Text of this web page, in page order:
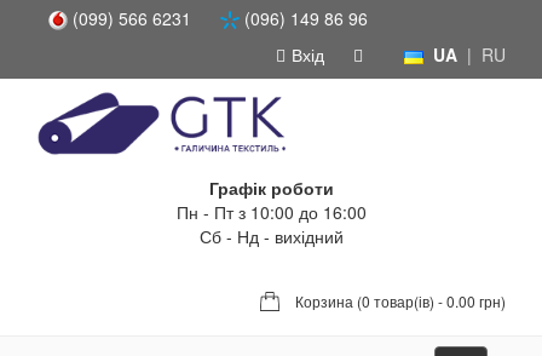
(099) 566 6231
(096) 149 86 96
UA | RU
Вхід
Графік роботи
Пн - Пт з 10:00 до 16:00
Сб - Нд - вихідний
Корзина (0 товар(ів) - 0.00 грн)